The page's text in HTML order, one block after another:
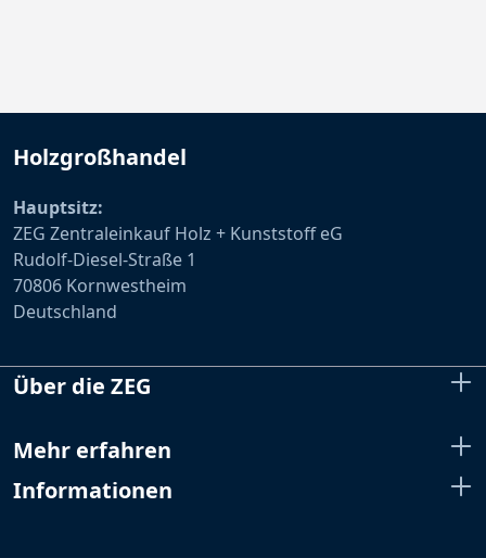
Holzgroßhandel
Hauptsitz:
ZEG Zentraleinkauf Holz + Kunststoff eG
Rudolf-Diesel-Straße 1
70806 Kornwestheim
Deutschland
Über die ZEG
Mehr erfahren
Informationen